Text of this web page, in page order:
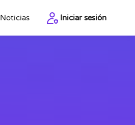
Noticias Iniciar sesión